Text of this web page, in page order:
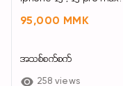
95,000 MMK
အသစ်စက်စက်
258 views